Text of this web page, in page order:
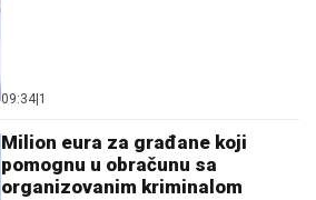
09:34 1
Milion eura za građane koji
pomognu u obračunu sa
organizovanim kriminalom